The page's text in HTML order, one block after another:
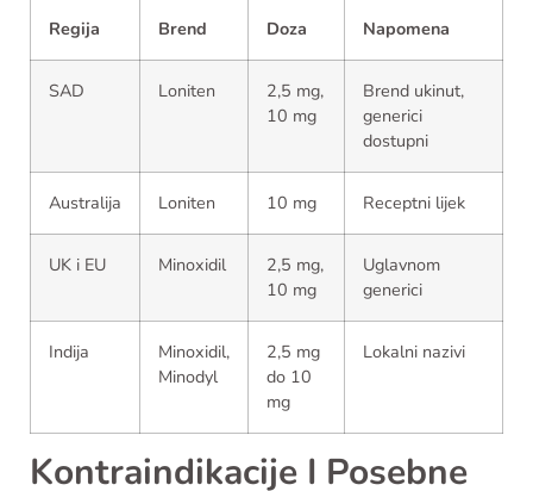
Regija Brend Doza Napomena
SAD Loniten
2,5 mg,
10 mg
Brend ukinut,
generici
dostupni
Australija Loniten 10 mg Receptni lijek
UK i EU Minoxidil
2,5 mg,
10 mg
Uglavnom
generici
Indija
Minoxidil,
Minodyl
2,5 mg
do 10
mg
Lokalni nazivi
Kontraindikacije I Posebne